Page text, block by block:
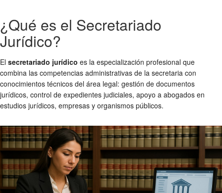
¿Qué es el Secretariado
Jurídico?
El secretariado jurídico es la especialización profesional que
combina las competencias administrativas de la secretaria con
conocimientos técnicos del área legal: gestión de documentos
jurídicos, control de expedientes judiciales, apoyo a abogados en
estudios jurídicos, empresas y organismos públicos.